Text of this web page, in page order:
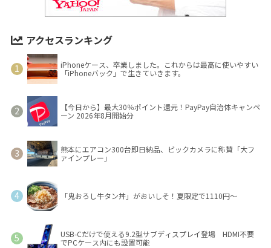
アクセスランキング
iPhoneケース、卒業しました。これからは最高に使いやすい
「iPhoneバック」で生きていきます。
【今日から】最大30％ポイント還元！PayPay自治体キャンペ
ーン 2026年8月開始分
熊本にエアコン300台即日納品、ビックカメラに称賛「大フ
ァインプレー」
「鬼おろし牛タン丼」がおいしそ！夏限定で1110円～
USB-Cだけで使える9.2型サブディスプレイ登場 HDMI不要
でPCケース内にも設置可能